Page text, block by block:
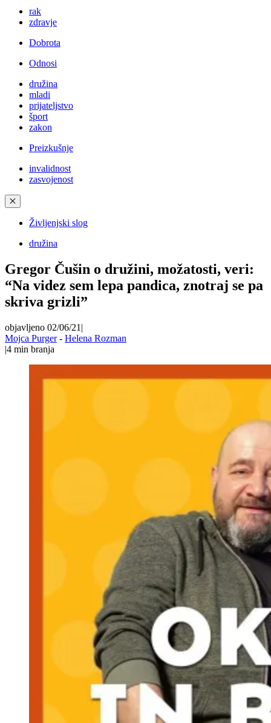
rak
zdravje
Dobrota
Odnosi
družina
mladi
prijateljstvo
šport
zakon
Preizkušnje
invalidnost
zasvojenost
✕
Življenjski slog
družina
Gregor Čušin o družini, možatosti, veri:
“Na videz sem lepa pandica, znotraj se pa
skriva grizli”
objavljeno 02/06/21 |
Mojca Purger- Helena Rozman
|4 min branja